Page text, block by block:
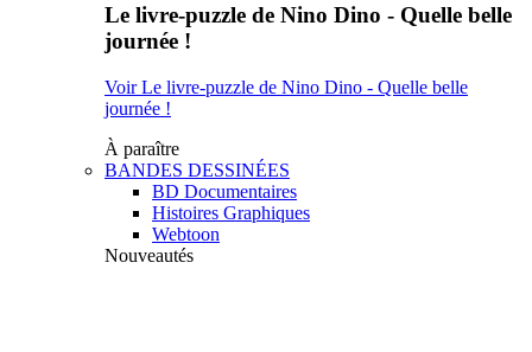
Le livre-puzzle de Nino Dino - Quelle belle
journée !
Voir Le livre-puzzle de Nino Dino - Quelle belle
journée !
À paraître
BANDES DESSINÉES
BD Documentaires
Histoires Graphiques
Webtoon
Nouveautés